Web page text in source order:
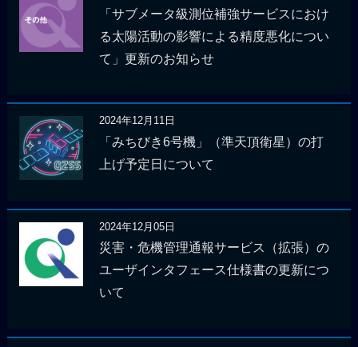
「サブメータ級測位補強サービスにおけ
る太陽活動の影響による精度悪化につい
て」更新のお知らせ
2024年12月11日
「みちびき6号機」（準天頂衛星）の打
上げ予定日について
2024年12月05日
災害・危機管理通報サービス（拡張）の
ユーザインタフェース仕様書の更新につ
いて